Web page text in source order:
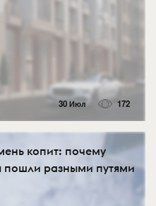
30 Июл 172
копит: почему
пошли разными путями